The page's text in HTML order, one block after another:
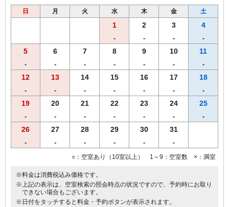
日 月 火 水 木 金 土
1
-
2
-
3
-
4
-
5
-
6
-
7
-
8
-
9
-
10
-
11
-
12
-
13
-
14
-
15
-
16
-
17
-
18
-
19
-
20
-
21
-
22
-
23
-
24
-
25
-
26
-
27
-
28
-
29
-
30
-
31
-
○：空室あり（10室以上） 1～9：空室数 ×：満室
※料金は消費税込み価格です。
※上記の表示は、空室検索の照会時点の状況ですので、予約時にお取り
できない場合もございます。
※日付をタッチすると料金・予約ボタンが表示されます。